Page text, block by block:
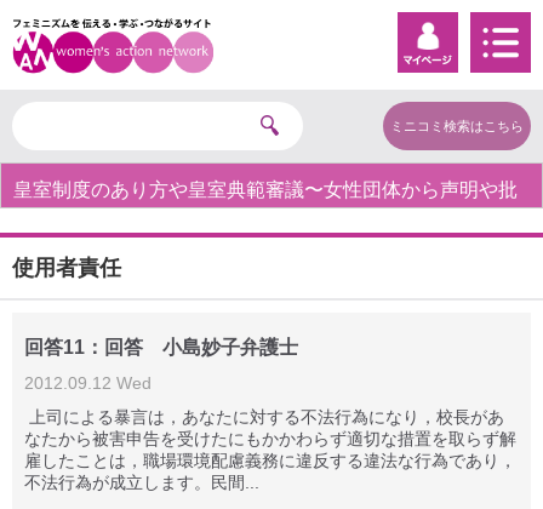
ミニコミ検索はこちら
皇室制度のあり方や皇室典範審議〜女性団体から声明や批
使用者責任
回答11：回答 小島妙子弁護士
2012.09.12 Wed
上司による暴言は，あなたに対する不法行為になり，校長があ
なたから被害申告を受けたにもかかわらず適切な措置を取らず解
雇したことは，職場環境配慮義務に違反する違法な行為であり，
不法行為が成立します。民間...